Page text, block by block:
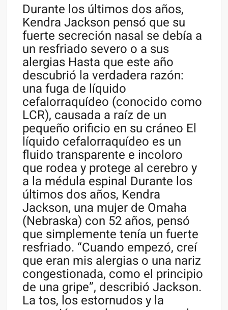
Durante los últimos dos años,
Kendra Jackson pensó que su
fuerte secreción nasal se debía a
un resfriado severo o a sus
alergias Hasta que este año
descubrió la verdadera razón:
una fuga de líquido
cefalorraquídeo (conocido como
LCR), causada a raíz de un
pequeño orificio en su cráneo El
líquido cefalorraquídeo es un
fluido transparente e incoloro
que rodea y protege al cerebro y
a la médula espinal Durante los
últimos dos años, Kendra
Jackson, una mujer de Omaha
(Nebraska) con 52 años, pensó
que simplemente tenía un fuerte
resfriado. “Cuando empezó, creí
que eran mis alergias o una nariz
congestionada, como el principio
de una gripe”, describió Jackson.
La tos, los estornudos y la